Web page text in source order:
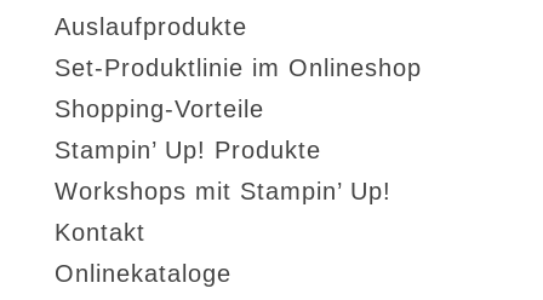
Auslaufprodukte
Set-Produktlinie im Onlineshop
Shopping-Vorteile
Stampin’ Up! Produkte
Workshops mit Stampin’ Up!
Kontakt
Onlinekataloge